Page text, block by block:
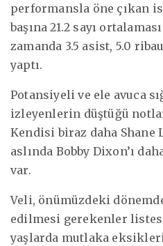
performansla öne çıkan
başına 21.2 sayı
zamanda 3.5 asist, 5.0
yaptı.
Potansiyeli ve ele avuca
izleyenlerin düştüğü
Kendisi biraz daha Shane
aslında Bobby Dixon’ı
var.
Veli, önümüzdeki
edilmesi gerekenler
yaşlarda mutlaka